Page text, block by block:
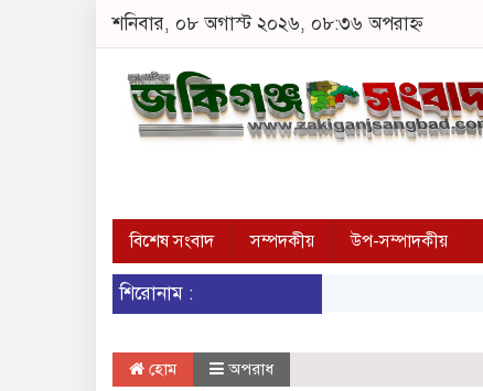
শনিবার, ০৮ অগাস্ট ২০২৬, ০৮:৩৬ অপরাহ্ন
বিশেষ সংবাদ সম্পদকীয় উপ-সম্পাদকীয়
শিরোনাম :
হোম অপরাধ